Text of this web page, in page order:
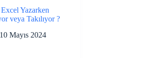
Yazarken
veya Takılıyor ?
10 Mayıs 2024